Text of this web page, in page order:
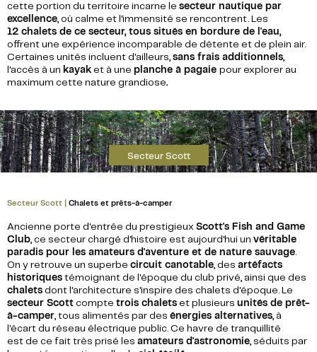
cette portion du territoire incarne le secteur nautique par
excellence , où calme et l'immensité se rencontrent. Les
12 chalets de ce secteur, tous situés en bordure de l'eau,
offrent une expérience incomparable de détente et de plein air.
Certaines unités incluent d'ailleurs, sans frais additionnels
l'accès à un kayak et à une planche à pagaie pour explorer au
maximum cette nature grandiose.
Secteur Scott
Secteur Scott | Chalets et prêts-à-camper
Ancienne porte d'entrée du prestigieux Scott's Fish and Game
Club, ce secteur chargé d'histoire est aujourd'hui un véritable
paradis pour les amateurs d'aventure et de nature sauvage.
On y retrouve un superbe circuit canotable, des artéfacts
historiques témoignant de l'époque du club privé, ainsi que des
chalets dont l'architecture s'inspire des chalets d'époque. Le
secteur Scott compte trois chalets et plusieurs unités de prêt-
à-camper, tous alimentés par des énergies alternatives, à
l'écart du réseau électrique public. Ce havre de tranquillité
est de ce fait très prisé les amateurs d'astronomie, séduits par